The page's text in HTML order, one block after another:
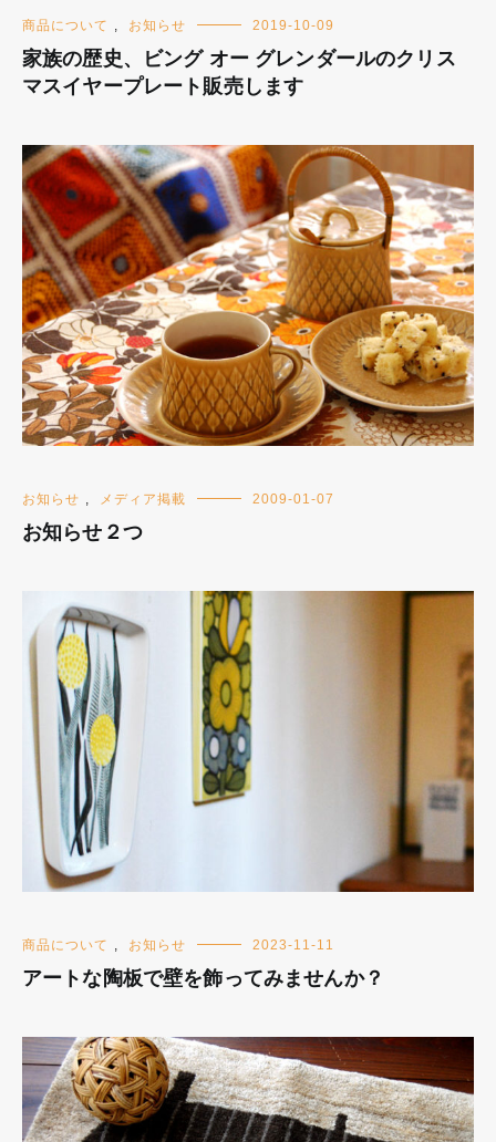
商品について お知らせ 2019-10-09
家族の歴史、ビング オー グレンダールのクリス
マスイヤープレート販売します
お知らせ メディア掲載 2009-01-07
お知らせ２つ
商品について お知らせ 2023-11-11
アートな陶板で壁を飾ってみませんか？